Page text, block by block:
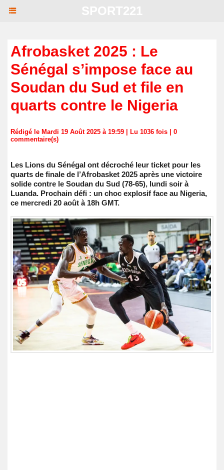
Afrobasket 2025 : Le
Sénégal s’impose face au
Soudan du Sud et file en
quarts contre le Nigeria
Rédigé le Mardi 19 Août 2025 à 19:59 | Lu 1036 fois | 0
commentaire(s)
Les Lions du Sénégal ont décroché leur ticket pour les
quarts de finale de l’Afrobasket 2025 après une victoire
solide contre le Soudan du Sud (78-65), lundi soir à
Luanda. Prochain défi : un choc explosif face au Nigeria,
ce mercredi 20 août à 18h GMT.